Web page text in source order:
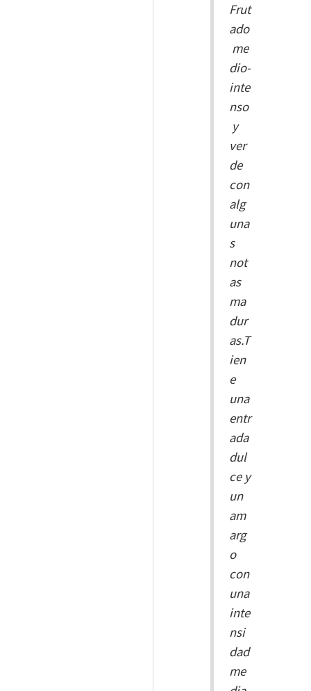
Frut
ado
me
dio-
inte
nso
y
ver
de
con
alg
una
s
not
as
ma
dur
as.T
ien
e
una
entr
ada
dul
ce y
un
am
arg
o
con
una
inte
nsi
dad
me